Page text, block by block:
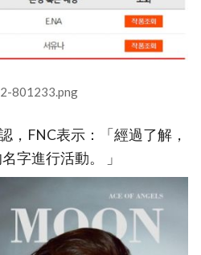
801233.png
，FNC表示：「經過了解，
字進行活動。 」